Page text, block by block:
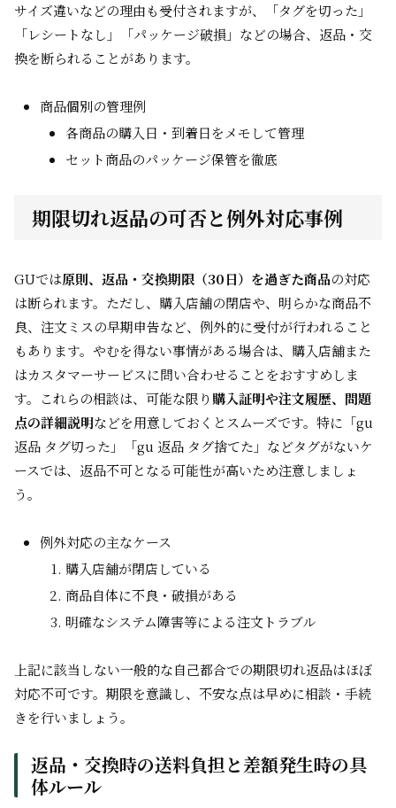
サイズ違いなどの理由も受付されますが、「タグを切った」
「レシートなし」「パッケージ破損」などの場合、返品・交
換を断られることがあります。
商品個別の管理例
各商品の購入日・到着日をメモして管理
セット商品のパッケージ保管を徹底
期限切れ返品の可否と例外対応事例
GUでは原則、返品・交換期限（30日）を過ぎた商品の対応
は断られます。ただし、購入店舗の閉店や、明らかな商品不
良、注文ミスの早期申告など、例外的に受付が行われること
もあります。やむを得ない事情がある場合は、購入店舗また
はカスタマーサービスに問い合わせることをおすすめしま
す。これらの相談は、可能な限り 購入証明や注文履歴、問題
点の詳細説明などを用意しておくとスムーズです。特に「gu
返品 タグ切った」「gu 返品 タグ捨てた」などタグがないケ
ースでは、返品不可となる可能性が高いため注意しましょ
う。
例外対応の主なケース
購入店舗が閉店している
商品自体に不良・破損がある
明確なシステム障害等による注文トラブル
上記に該当しない一般的な自己都合での期限切れ返品はほぼ
対応不可です。期限を意識し、不安な点は早めに相談・手続
きを行いましょう。
返品・交換時の送料負担と差額発生時の具
体ルール